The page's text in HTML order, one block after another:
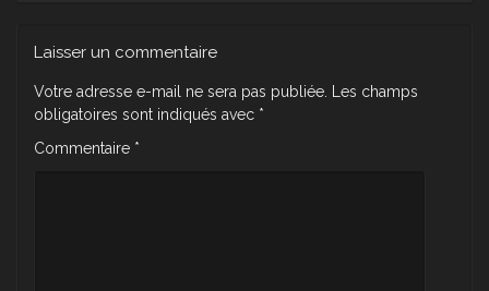
Laisser un commentaire
Votre adresse e-mail ne sera pas publiée.
Les champs
obligatoires sont indiqués avec *
Commentaire *